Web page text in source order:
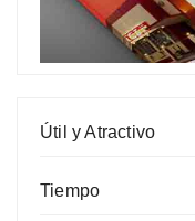
Útil y Atractivo
Tiempo